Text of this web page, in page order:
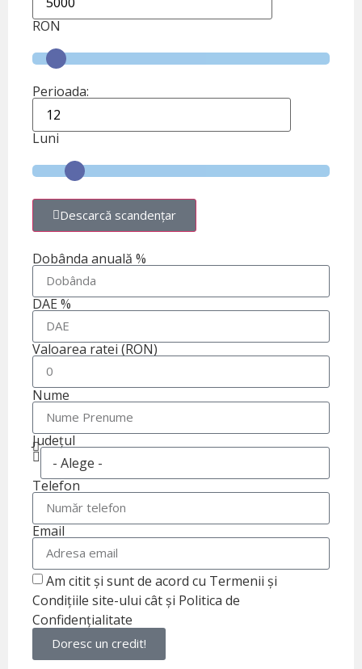
RON
Perioada:
Luni
Descarcă scandențar
Dobânda anuală %
DAE %
Valoarea ratei (RON)
Nume
Județul
Telefon
Email
Am citit și sunt de acord cu Termenii și
Condițiile site-ului cât și Politica de
Confidențialitate
Doresc un credit!